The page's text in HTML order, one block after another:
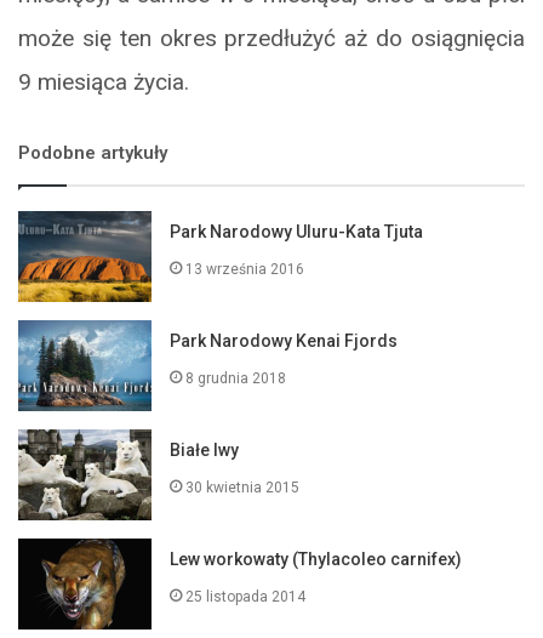
może się ten okres przedłużyć aż do osiągnięcia
9 miesiąca życia.
Podobne artykuły
Park Narodowy Uluru-Kata Tjuta
13 września 2016
Park Narodowy Kenai Fjords
8 grudnia 2018
Białe lwy
30 kwietnia 2015
Lew workowaty (Thylacoleo carnifex)
25 listopada 2014